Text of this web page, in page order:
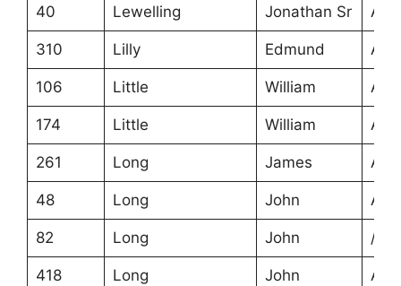
40 Lewelling Jonathan Sr
310 Lilly Edmund
106 Little William
174 Little William
261 Long James
48 Long John
82 Long John /
418 Long John